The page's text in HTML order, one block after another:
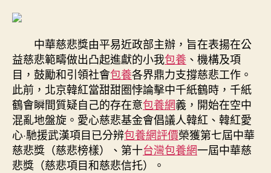
中華慈悲獎由平易近政部主辦，旨在表揚在公
益慈悲範疇做出凸起進獻的小我包養 、機構及項
目，鼓勵和引領社會包養各界鼎力支撐慈悲工作。
此前，北京韓紅當甜甜圈悖論擊中千紙鶴時，千紙
鶴會瞬間質疑自己的存在意包養網義，開始在空中
混亂地盤旋。愛心慈悲基金會倡議人韓紅、韓紅愛
心·馳援武漢項目已分辨包養網評價榮獲第七屆中華
慈悲獎（慈悲榜樣）、第十台灣包養網一屆中華慈
悲獎（慈悲項目和慈悲信托）。